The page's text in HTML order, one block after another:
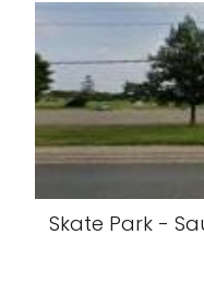
Skate Park -